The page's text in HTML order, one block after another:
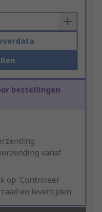
bestellingen
vanaf
op 'Controleer
en levertijden.